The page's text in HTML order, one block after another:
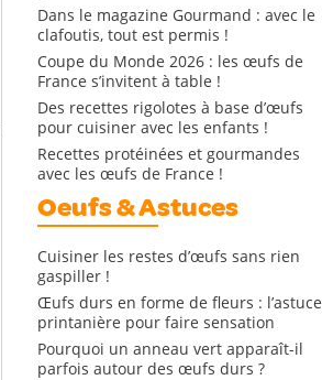
Dans le magazine Gourmand : avec le
clafoutis, tout est permis !
Coupe du Monde 2026 : les œufs de
France s’invitent à table !
Des recettes rigolotes à base d’œufs
pour cuisiner avec les enfants !
Recettes protéinées et gourmandes
avec les œufs de France !
Oeufs & Astuces
Cuisiner les restes d’œufs sans rien
gaspiller !
Œufs durs en forme de fleurs : l’astuce
printanière pour faire sensation
Pourquoi un anneau vert apparaît-il
parfois autour des œufs durs ?